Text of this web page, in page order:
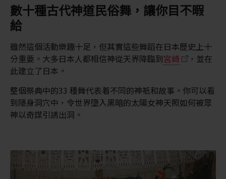
數十種古代神道民俗舞，讓你目不暇
給
雖然這個活動樂趣十足，但其實這些舞蹈在日本歷史上十
分重要。大多日本人都相信神從天界降臨到宮崎
，並在
此建立了日本。
整個祭典中的33 種舞代表着不同的神祇和故事。你可以看
到隱身洞穴中，令世界墮入黑暗的太陽女神天照如何被眾
神以奇謀引誘出洞。